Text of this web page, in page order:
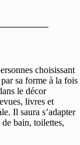
choisissant
sa forme à la fois
le décor
livres et
Il saura s’adapter
bain, toilettes,